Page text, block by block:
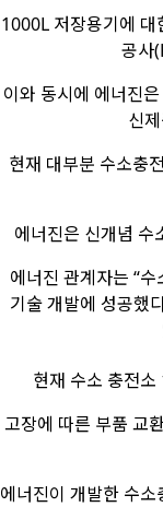
1000L 저장용기에 대
공사
이와 동시에 에너진
신
현재 대부분 수소충
에너진은 신개념 수
에너진 관계자는 “
기술 개발에 성공했
현재 수소 충전
고장에 따른 부품 교
에너진이 개발한 수